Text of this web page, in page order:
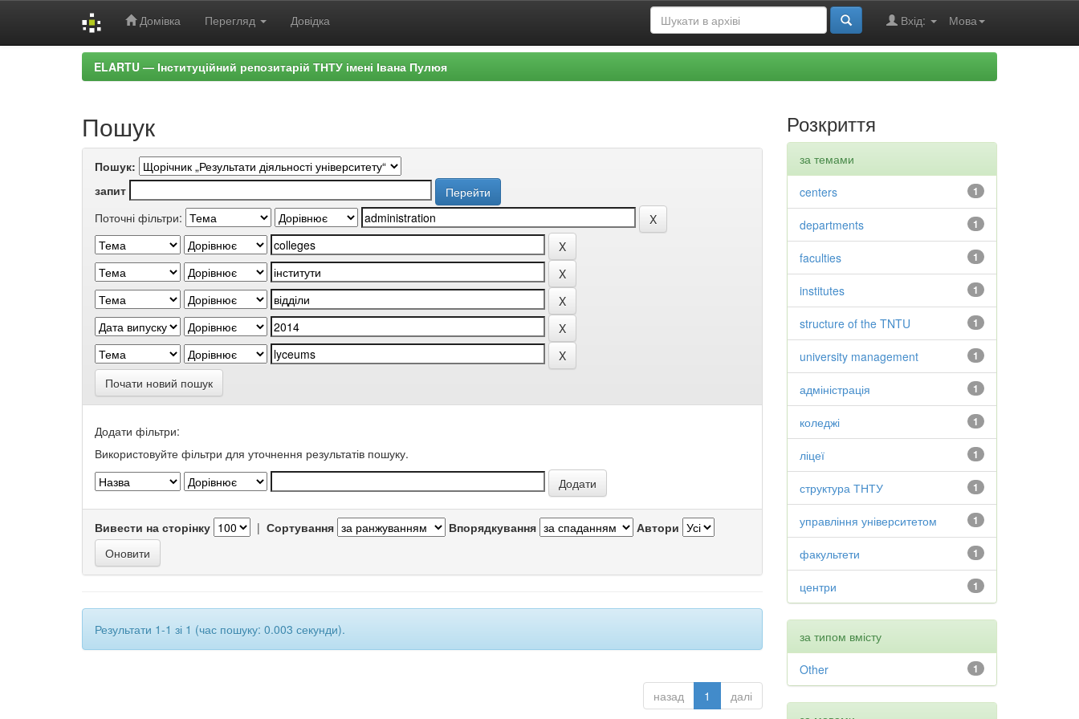
Домівка Перегляд Довідка Мова
Вхід:
ELARTU — Інституційний репозитарій ТНТУ імені Івана Пулюя
Пошук
Пошук:
запит
Поточні фільтри:
Почати новий пошук
Додати фільтри:
Використовуйте фільтри для уточнення результатів пошуку.
Вивести на сторінку | Сортування Впорядкування Автори
Результати 1-1 зі 1 (час пошуку: 0.003 секунди).
назад 1 далі
Розкриття
за темами
1
centers
1
departments
1
faculties
1
institutes
1
structure of the TNTU
1
university management
1
адміністрація
1
коледжі
1
ліцеї
1
структура ТНТУ
1
управління університетом
1
факультети
1
центри
за типом вмісту
1
Other